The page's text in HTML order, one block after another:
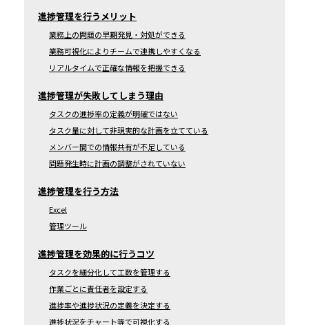
進捗管理を行うメリット
業務上の問題の早期発見・対処ができる
業務可視化によりチームで連携しやすくなる
リアルタイムで正確な情報を把握できる
進捗管理が失敗してしまう理由
タスクの進捗率の定義が明確ではない
タスク量に対して非現実的な計画を立てている
メンバー間での情報共有が不足している
問題発生時に計画の調整がされていない
進捗管理を行う方法
Excel
管理ツール
進捗管理を効果的に行うコツ
タスクを細分化して工数を管理する
作業ごとに責任者を設定する
進捗率や進捗状況の定義を決定する
進捗状況をチャート等で可視化する